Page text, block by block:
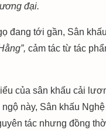
đại.
đang tới gần, Sân
cảm tác từ tác
của sân khấu cải
này, Sân khấu
tác nhưng đồng